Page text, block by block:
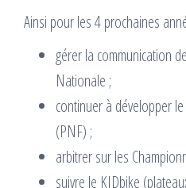
Ainsi pour les 4 prochaines
gérer la communication
Nationale ;
continuer à développer
(PNF) ;
arbitrer sur les
suivre le KIDbike